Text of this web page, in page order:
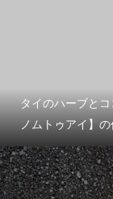
タイのハーブと
ノムトゥアイ】